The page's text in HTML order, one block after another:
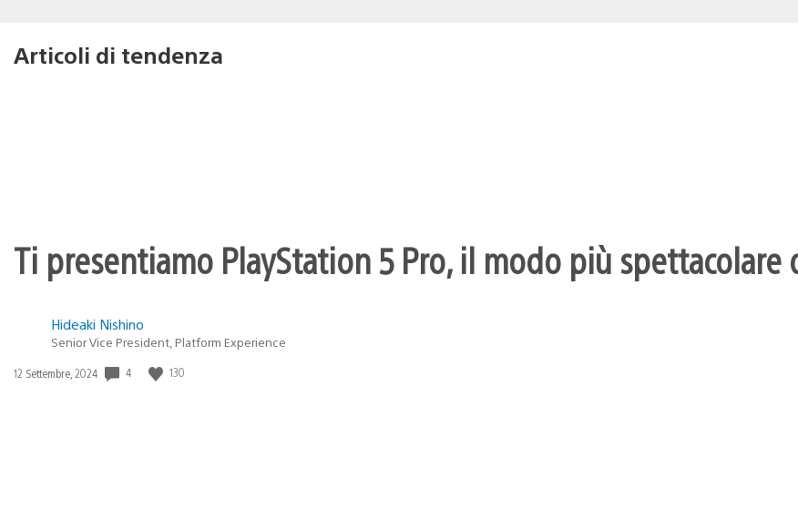
Articoli di tendenza
Ti presentiamo PlayStation 5 Pro, il modo più spettacolare
Hideaki Nishino
Senior Vice President, Platform Experience
Data
12 Settembre, 2024 4 130